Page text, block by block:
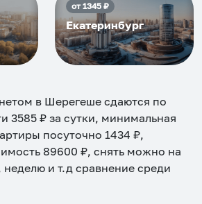
от1345₽
Екатеринбург
в Шерегеше сдаются по
3585 ₽ за сутки, минимальная
посуточно 1434 ₽,
89600 ₽, снять можно на
неделю и т.д сравнение среди